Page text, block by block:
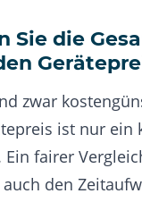
Sie die
zwar
ist nur ein
fairer
den